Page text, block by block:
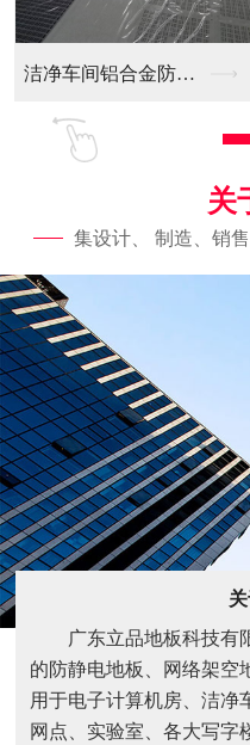
关
集设计、 制造、销
广东立品地板科技有
的防静电地板、网络架空
用于电子计算机房、洁净
网点、实验室、各大写